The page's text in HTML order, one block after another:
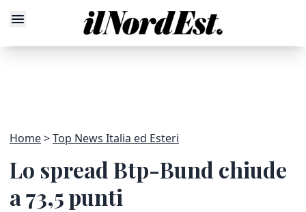
Home Top News Italia ed Esteri
Lo spread Btp-Bund chiude
a 73,5 punti